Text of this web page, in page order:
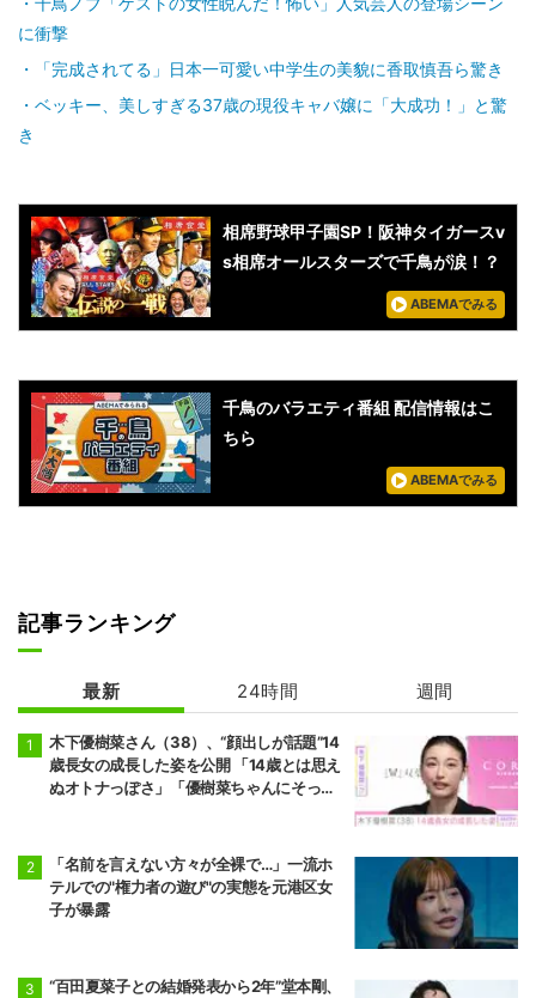
に衝撃
「完成されてる」日本一可愛い中学生の美貌に香取慎吾ら驚き
ベッキー、美しすぎる37歳の現役キャバ嬢に「大成功！」と驚
き
相席野球甲子園SP！阪神タイガースv
s相席オールスターズで千鳥が涙！？
ABEMAでみる
千鳥のバラエティ番組 配信情報はこ
ちら
ABEMAでみる
記事ランキング
最新 24時間 週間
木下優樹菜さん（38）、“顔出しが話題”14
歳長女の成長した姿を公開 「14歳とは思え
ぬオトナっぽさ」「優樹菜ちゃんにそっく
「名前を言えない方々が全裸で…」一流ホ
テルでの"権力者の遊び"の実態を元港区女
子が暴露
“百田夏菜子との結婚発表から2年”堂本剛、